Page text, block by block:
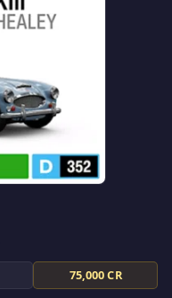
75,000 CR